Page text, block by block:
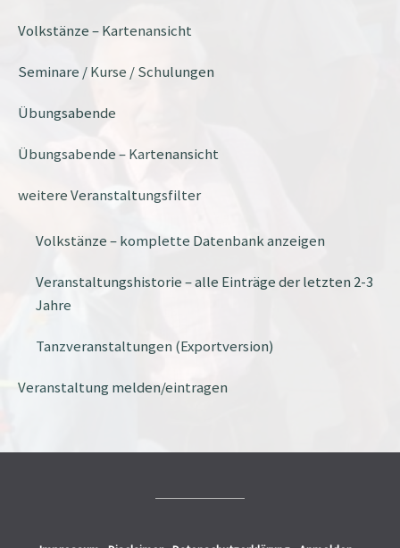
Volkstänze – Kartenansicht
Seminare / Kurse / Schulungen
Übungsabende
Übungsabende – Kartenansicht
weitere Veranstaltungsfilter
Volkstänze – komplette Datenbank anzeigen
Veranstaltungshistorie – alle Einträge der letzten 2-3
Jahre
Tanzveranstaltungen (Exportversion)
Veranstaltung melden/eintragen